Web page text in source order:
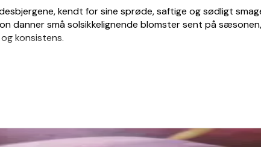
kendt for sine sprøde, saftige og sødligt
danner små solsikkelignende blomster sent på
konsistens.
jord. Den tåler ikke frost, så
forår.
blade, som hjælper med at holde ukrudt nede.